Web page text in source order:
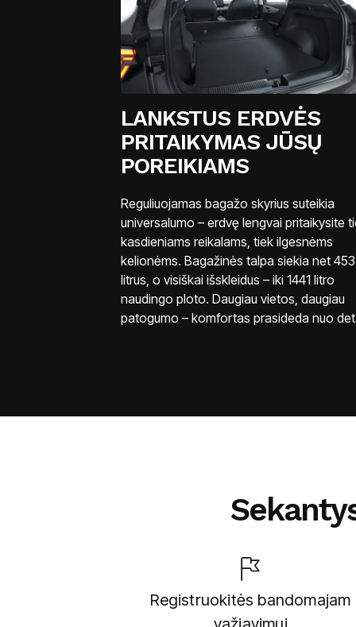
LANKSTUS ERDVĖS
PRITAIKYMAS JŪSŲ
POREIKIAMS
Reguliuojamas bagažo skyrius suteikia
universalumo – erdvę lengvai pritaikysite
kasdieniams reikalams, tiek ilgesnėms
kelionėms. Bagažinės talpa siekia net 453
litrus, o visiškai išskleidus – iki 1441 litro
naudingo ploto. Daugiau vietos, daugiau
patogumo – komfortas prasideda nuo
Registruokitės bandomajam